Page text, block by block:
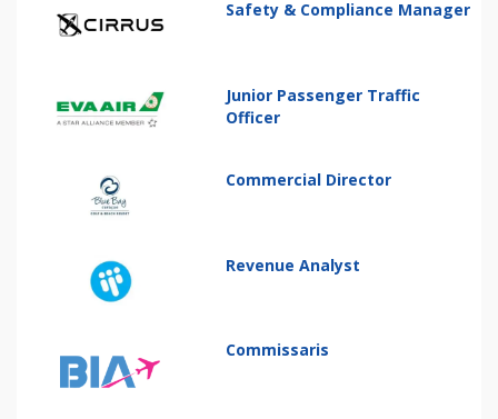
Safety & Compliance Manager
Junior Passenger Traffic
Officer
Commercial Director
Revenue Analyst
Commissaris